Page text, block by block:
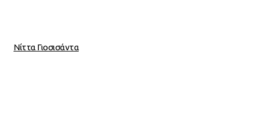
Νίττα Γιοσισάντα